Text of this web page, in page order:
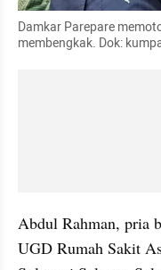
Damkar Parepare
membengkak. Dok:
Abdul Rahman, pria
UGD Rumah Sakit